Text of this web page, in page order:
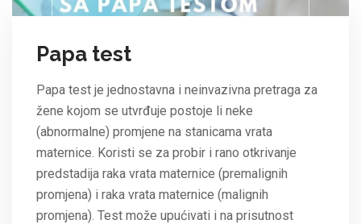
Papa test
Papa test je jednostavna i neinvazivna pretraga za
žene kojom se utvrđuje postoje li neke
(abnormalne) promjene na stanicama vrata
maternice. Koristi se za probir i rano otkrivanje
predstadija raka vrata maternice (premalignih
promjena) i raka vrata maternice (malignih
promjena). Test može upućivati i na prisutnost